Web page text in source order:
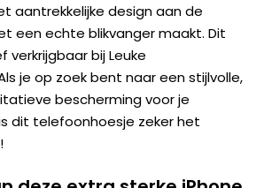
aantrekkelijke design aan de
een echte blikvanger maakt. Dit
verkrijgbaar bij Leuke
je op zoek bent naar een stijlvolle,
bescherming voor je
dit telefoonhoesje zeker het